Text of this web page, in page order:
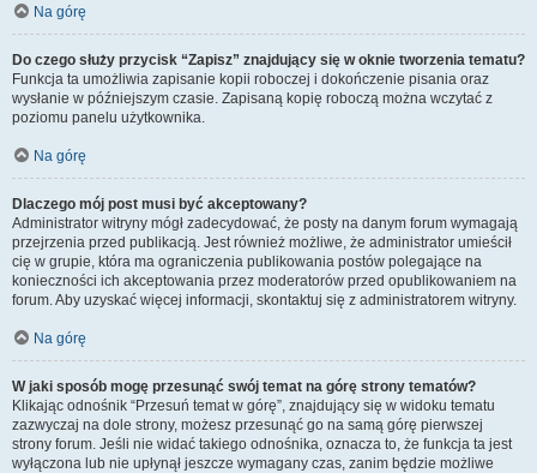
Na górę
Do czego służy przycisk “Zapisz” znajdujący się w oknie tworzenia tematu?
Funkcja ta umożliwia zapisanie kopii roboczej i dokończenie pisania oraz
wysłanie w późniejszym czasie. Zapisaną kopię roboczą można wczytać z
poziomu panelu użytkownika.
Na górę
Dlaczego mój post musi być akceptowany?
Administrator witryny mógł zadecydować, że posty na danym forum wymagają
przejrzenia przed publikacją. Jest również możliwe, że administrator umieścił
cię w grupie, która ma ograniczenia publikowania postów polegające na
konieczności ich akceptowania przez moderatorów przed opublikowaniem na
forum. Aby uzyskać więcej informacji, skontaktuj się z administratorem witryny.
Na górę
W jaki sposób mogę przesunąć swój temat na górę strony tematów?
Klikając odnośnik “Przesuń temat w górę”, znajdujący się w widoku tematu
zazwyczaj na dole strony, możesz przesunąć go na samą górę pierwszej
strony forum. Jeśli nie widać takiego odnośnika, oznacza to, że funkcja ta jest
wyłączona lub nie upłynął jeszcze wymagany czas, zanim będzie możliwe